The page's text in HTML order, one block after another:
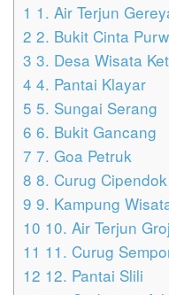
1 1. Air Terjun
2 2. Bukit Cinta
3 3. Desa Wisata
4 4. Pantai Klayar
5 5. Sungai Serang
6 6. Bukit Gancang
7 7. Goa Petruk
8 8. Curug Cipendok
9 9. Kampung
10 10. Air Terjun
11 11. Curug
12 12. Pantai Slili